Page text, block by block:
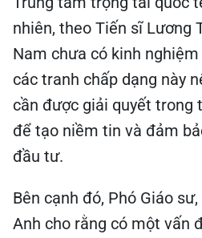
nhiên, theo Tiến sĩ Lương
Nam chưa có kinh
các tranh chấp dạng này
cần được giải quyết trong
để tạo niềm tin và đảm
đầu tư.
Bên cạnh đó, Phó Giáo
Anh cho rằng có một vấn